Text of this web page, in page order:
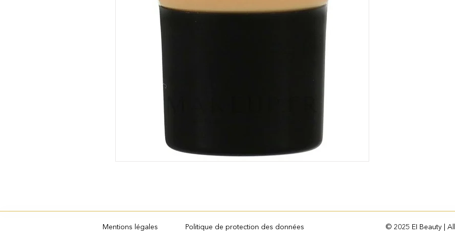
Mentions légales Politique de protection des données © 2025 EI Beauty |